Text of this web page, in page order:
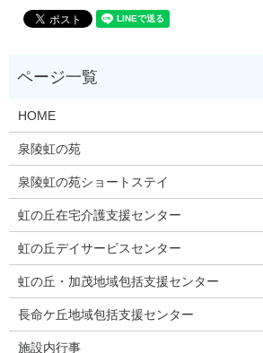
HOME
泉陵虹の苑
泉陵虹の苑ショートステイ
虹の丘在宅介護支援センター
虹の丘デイサービスセンター
虹の丘・加茂地域包括支援センター
長命ケ丘地域包括支援センター
施設内行事